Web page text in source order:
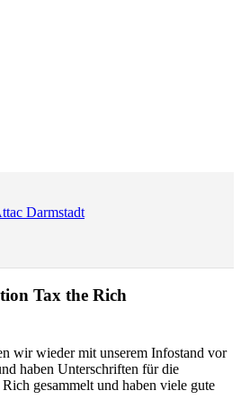
Darmstadt
Tax the Rich
wir wieder mit unserem Infostand vor
haben Unterschriften für die
gesammelt und haben viele gute